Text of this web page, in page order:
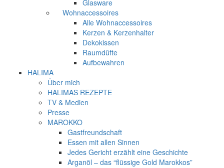
Glasware
Wohnaccessoires
Alle Wohnaccessoires
Kerzen & Kerzenhalter
Dekokissen
Raumdüfte
Aufbewahren
HALIMA
Über mich
HALIMAS REZEPTE
TV & Medien
Presse
MAROKKO
Gastfreundschaft
Essen mit allen Sinnen
Jedes Gericht erzählt eine Geschichte
Arganöl – das “flüssige Gold Marokkos”